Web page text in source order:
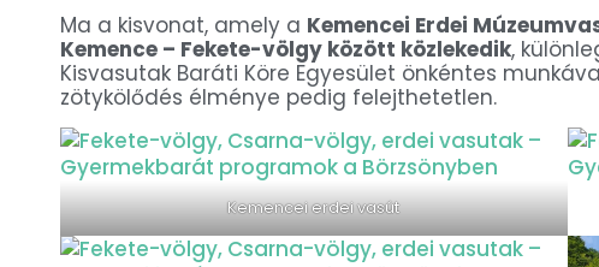
Ma a kisvonat, amely a Kemencei Erdei
Kemence – Fekete-völgy között közlekedik,
Kisvasutak Baráti Köre Egyesület önkéntes
zötykölődés élménye pedig felejthetetlen.
Kemencei erdei vasút